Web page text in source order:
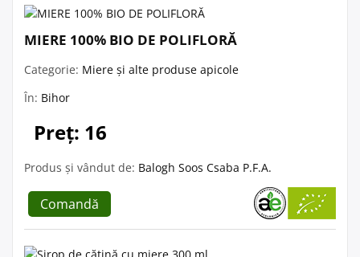
MIERE 100% BIO DE POLIFLORĂ
Categorie: Miere și alte produse apicole
În: Bihor
Preț: 16
Produs și vândut de: Balogh Soos Csaba P.F.A.
Comandă